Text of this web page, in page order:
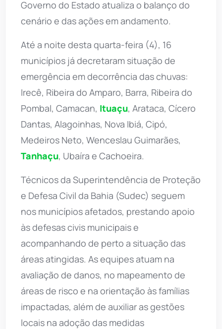
Governo do Estado atualiza o balanço do
cenário e das ações em andamento.
Até a noite desta quarta-feira (4), 16
municípios já decretaram situação de
emergência em decorrência das chuvas:
Irecê, Ribeira do Amparo, Barra, Ribeira do
Pombal, Camacan, Ituaçu, Arataca, Cícero
Dantas, Alagoinhas, Nova Ibiá, Cipó,
Medeiros Neto, Wenceslau Guimarães,
Tanhaçu, Ubaíra e Cachoeira.
Técnicos da Superintendência de Proteção
e Defesa Civil da Bahia (Sudec) seguem
nos municípios afetados, prestando apoio
às defesas civis municipais e
acompanhando de perto a situação das
áreas atingidas. As equipes atuam na
avaliação de danos, no mapeamento de
áreas de risco e na orientação às famílias
impactadas, além de auxiliar as gestões
locais na adoção das medidas